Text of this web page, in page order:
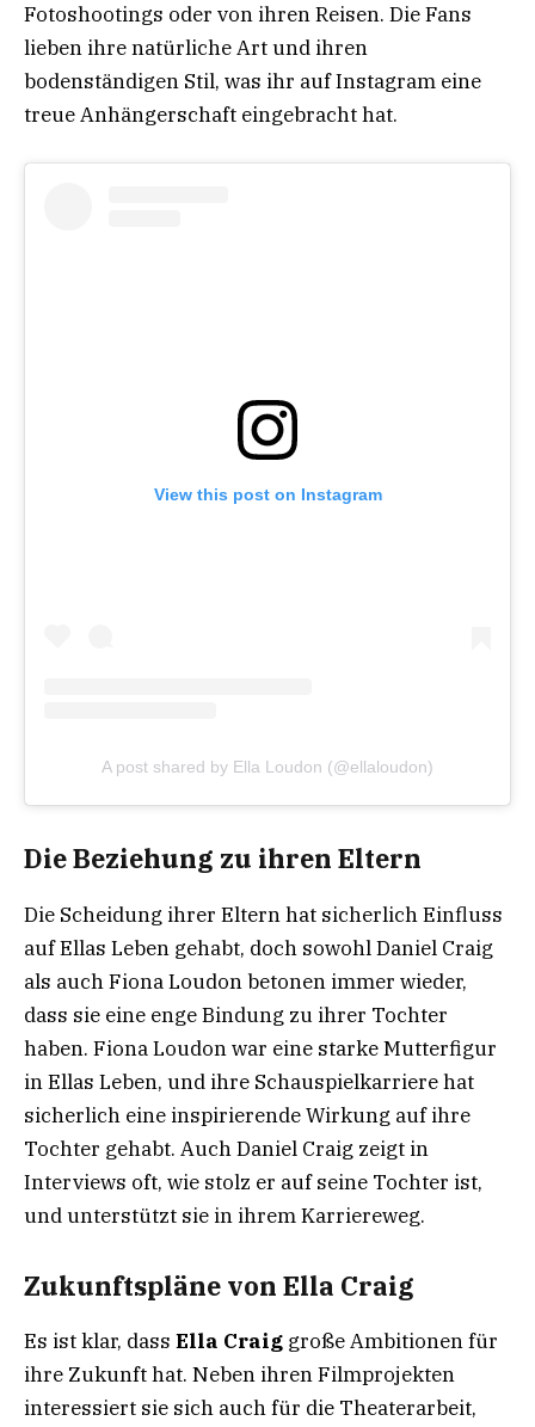
Fotoshootings oder von ihren Reisen. Die Fans
lieben ihre natürliche Art und ihren
bodenständigen Stil, was ihr auf Instagram eine
treue Anhängerschaft eingebracht hat.
View this post on Instagram
A post shared by Ella Loudon (@ellaloudon)
Die Beziehung zu ihren Eltern
Die Scheidung ihrer Eltern hat sicherlich Einfluss
auf Ellas Leben gehabt, doch sowohl Daniel Craig
als auch Fiona Loudon betonen immer wieder,
dass sie eine enge Bindung zu ihrer Tochter
haben. Fiona Loudon war eine starke Mutterfigur
in Ellas Leben, und ihre Schauspielkarriere hat
sicherlich eine inspirierende Wirkung auf ihre
Tochter gehabt. Auch Daniel Craig zeigt in
Interviews oft, wie stolz er auf seine Tochter ist,
und unterstützt sie in ihrem Karriereweg.
Zukunftspläne von Ella Craig
Es ist klar, dass Ella Craig große Ambitionen für
ihre Zukunft hat. Neben ihren Filmprojekten
interessiert sie sich auch für die Theaterarbeit,